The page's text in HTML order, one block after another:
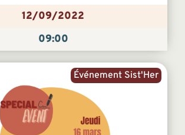
12/09/2022
09:00
Événement Sist'Her